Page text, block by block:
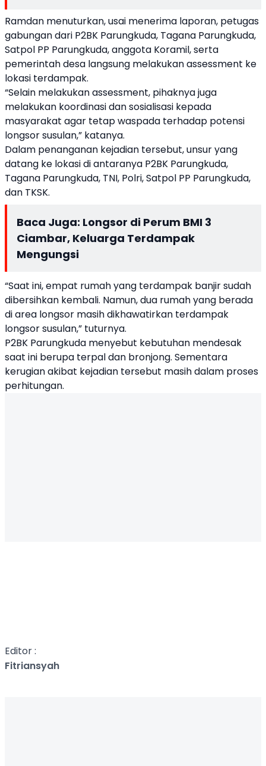
Ramdan menuturkan, usai menerima laporan, petugas
gabungan dari P2BK Parungkuda, Tagana Parungkuda,
Satpol PP Parungkuda, anggota Koramil, serta
pemerintah desa langsung melakukan assessment ke
lokasi terdampak.
“Selain melakukan assessment, pihaknya juga
melakukan koordinasi dan sosialisasi kepada
masyarakat agar tetap waspada terhadap potensi
longsor susulan,” katanya.
Dalam penanganan kejadian tersebut, unsur yang
datang ke lokasi di antaranya P2BK Parungkuda,
Tagana Parungkuda, TNI, Polri, Satpol PP Parungkuda,
dan TKSK.
Baca Juga: Longsor di Perum BMI 3
Ciambar, Keluarga Terdampak
Mengungsi
“Saat ini, empat rumah yang terdampak banjir sudah
dibersihkan kembali. Namun, dua rumah yang berada
di area longsor masih dikhawatirkan terdampak
longsor susulan,” tuturnya.
P2BK Parungkuda menyebut kebutuhan mendesak
saat ini berupa terpal dan bronjong. Sementara
kerugian akibat kejadian tersebut masih dalam proses
perhitungan.
Editor :
Fitriansyah